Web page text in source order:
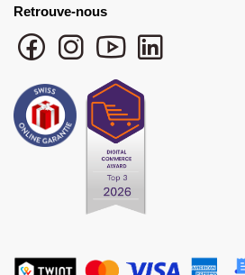
Retrouve-nous
Facebook monbureau
Instagram monbureau
YouTube monbureau